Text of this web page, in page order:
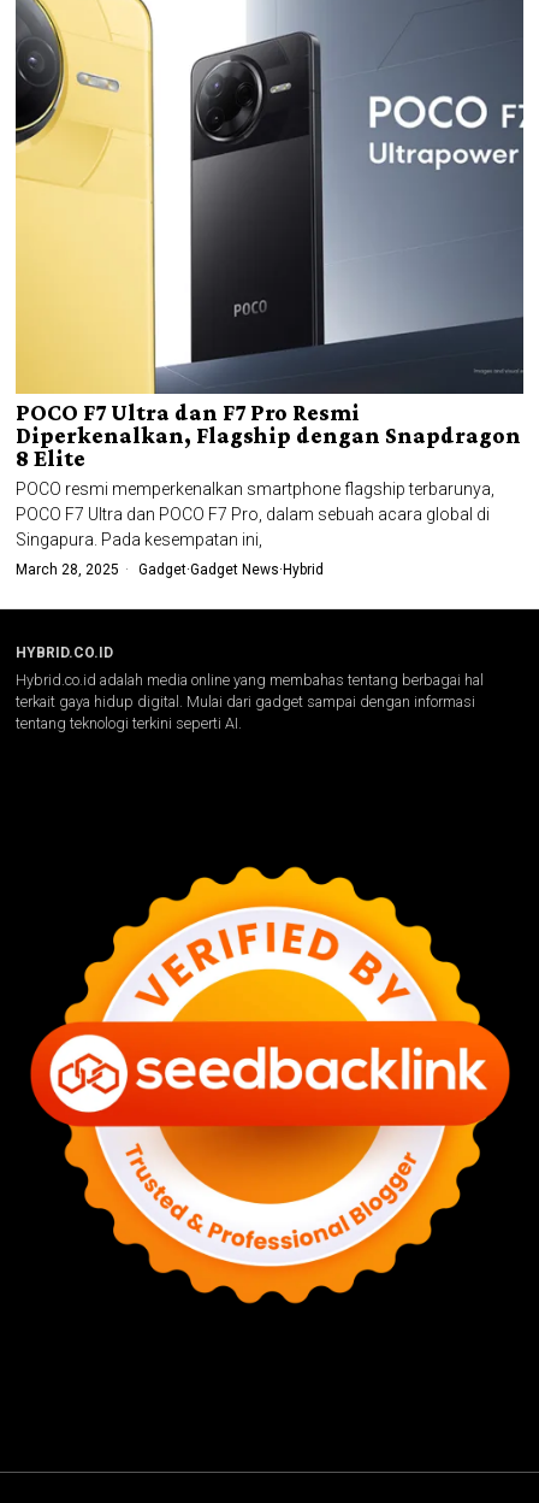
POCO F7 Ultra dan F7 Pro Resmi
Diperkenalkan, Flagship dengan Snapdragon
8 Elite
POCO resmi memperkenalkan smartphone flagship terbarunya,
POCO F7 Ultra dan POCO F7 Pro, dalam sebuah acara global di
Singapura. Pada kesempatan ini,
March 28, 2025 Gadget·Gadget News· Hybrid
HYBRID.CO.ID
Hybrid.co.id adalah media online yang membahas tentang berbagai hal
terkait gaya hidup digital. Mulai dari gadget sampai dengan informasi
tentang teknologi terkini seperti AI.